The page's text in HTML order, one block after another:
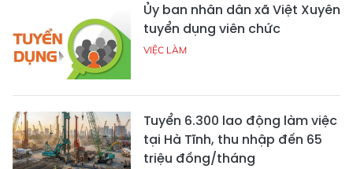
Ủy ban nhân dân xã Việt Xuyên
tuyển dụng viên chức
VIỆC LÀM
Tuyển 6.300 lao động làm việc
tại Hà Tĩnh, thu nhập đến 65
triệu đồng/tháng